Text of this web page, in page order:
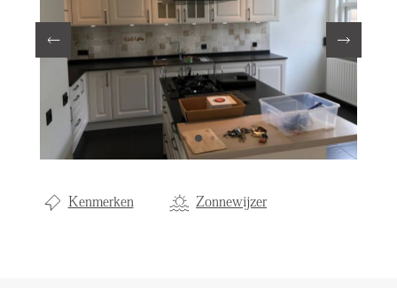
Kenmerken Zonnewijzer
DIENSTEN
Aanhuur
Aankoop
Beheer
Verhuur
Nieuwbouw